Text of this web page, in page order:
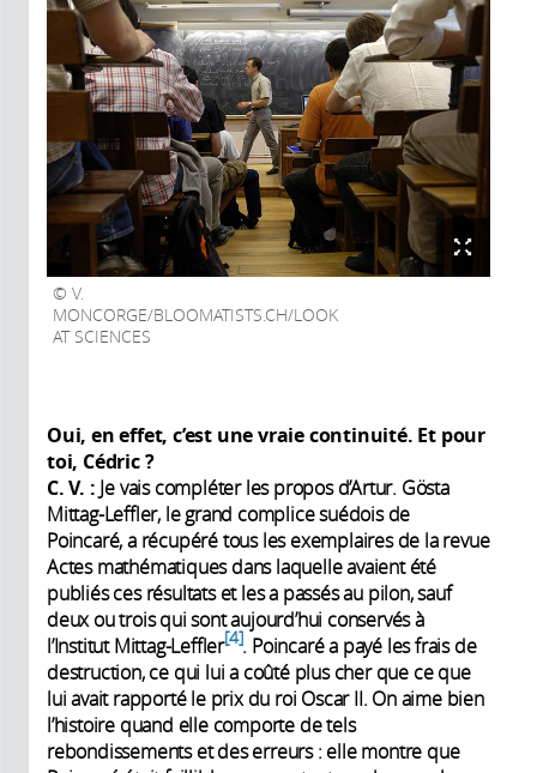
V.
MONCORGE/BLOOMATISTS.CH/LOOK
AT SCIENCES
Oui, en effet, c’est une vraie continuité. Et pour
toi, Cédric ?
C. V. : Je vais compléter les propos d’Artur. Gösta
Mittag-Leffler, le grand complice suédois de
Poincaré, a récupéré tous les exemplaires de la revue
Actes mathématiques dans laquelle avaient été
publiés ces résultats et les a passés au pilon, sauf
deux ou trois qui sont aujourd’hui conservés à
l’Institut Mittag-Leffler 4 . Poincaré a payé les frais de
destruction, ce qui lui a coûté plus cher que ce que
lui avait rapporté le prix du roi Oscar II. On aime bien
l’histoire quand elle comporte de tels
rebondissements et des erreurs : elle montre que